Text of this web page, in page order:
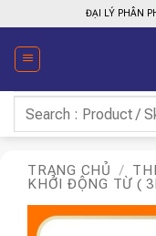
qua
nội
dung
ĐẠI LÝ PHÂN
kiếm:
TRANG CHỦ /
KHỞI ĐỘNG TỪ (